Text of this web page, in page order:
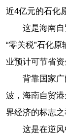
近4亿元的石化
这是海南
“零关税”石化
业预计可节省资
背靠国家
波，海南自贸
界经济的标志之
这是在逆